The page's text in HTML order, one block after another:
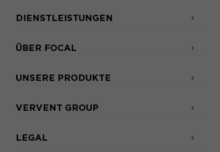
DIENSTLEISTUNGEN
ÜBER FOCAL
UNSERE PRODUKTE
VERVENT GROUP
LEGAL